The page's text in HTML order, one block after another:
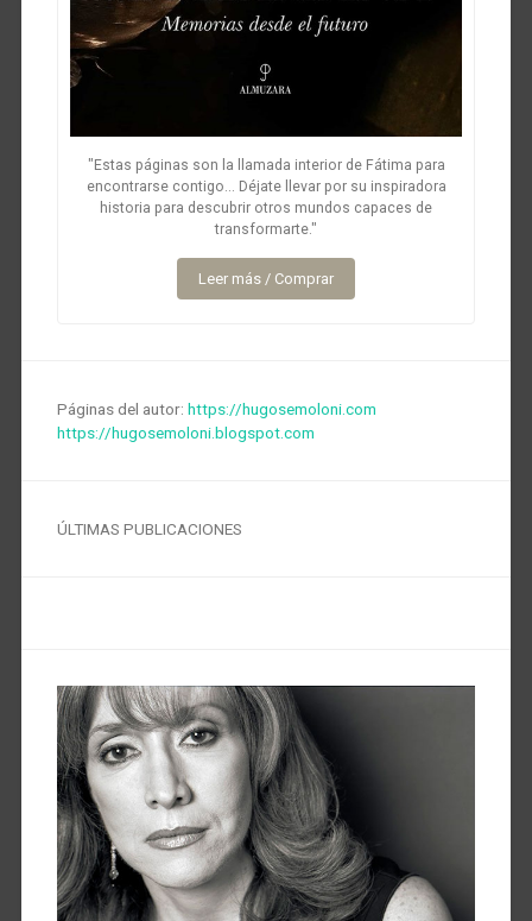
"Estas páginas son la llamada interior de Fátima para
encontrarse contigo... Déjate llevar por su inspiradora
historia para descubrir otros mundos capaces de
transformarte."
Leer más / Comprar
Páginas del autor: https://hugosemoloni.com
https://hugosemoloni.blogspot.com
ÚLTIMAS PUBLICACIONES